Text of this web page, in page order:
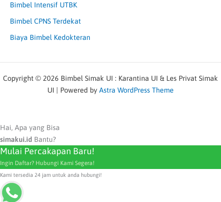
Bimbel Intensif UTBK
Bimbel CPNS Terdekat
Biaya Bimbel Kedokteran
Copyright © 2026 Bimbel Simak UI : Karantina UI & Les Privat Simak
UI | Powered by Astra WordPress Theme
Hai, Apa yang Bisa
simakui.id Bantu?
Mulai Percakapan Baru!
Ingin Daftar? Hubungi Kami Segera!
Kami tersedia 24 jam untuk anda hubungi!